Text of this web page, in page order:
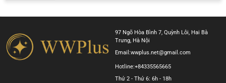
97 Ngõ Hòa Bình 7, Quỳnh Lôi, Hai Bà
Trưng, Hà Nội
Email:wwplus.net@gmail.com
Hotline:+84335565665
Thứ 2 - Thứ 6: 6h - 18h